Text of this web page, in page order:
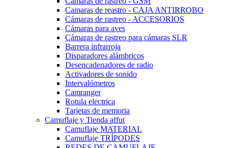
Camaras de reastro - CAJA ANTIRROBO
Cámaras de rastreo - ACCESORIOS
Cámaras para aves
Cámaras de rastreo para cámaras SLR
Barrera infrarroja
Disparadores alámbricos
Desencadenadores de radio
Activadores de sonido
Intervalómetros
Camranger
Rotula electrica
Tarjetas de memoria
Camuflaje y Tienda affut
Camuflaje MATERIAL
Camuflaje TRÍPODES